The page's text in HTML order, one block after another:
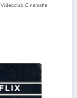
Videoclub Cinematte